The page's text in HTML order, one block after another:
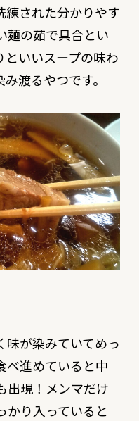
練された分かりやす
麺の茹で具合とい
といいスープの味わ
渡るやつです。
味が染みていてめっ
べ進めていると中
出現！メンマだけ
かり入っていると